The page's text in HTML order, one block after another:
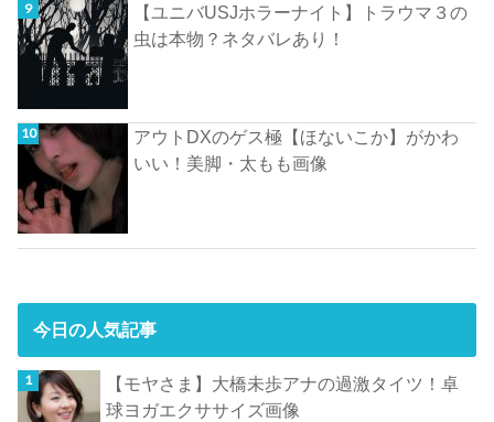
【ユニバUSJホラーナイト】トラウマ３の
虫は本物？ネタバレあり！
アウトDXのゲス極【ほないこか】がかわ
いい！美脚・太もも画像
今日の人気記事
【モヤさま】大橋未歩アナの過激タイツ！卓
球ヨガエクササイズ画像